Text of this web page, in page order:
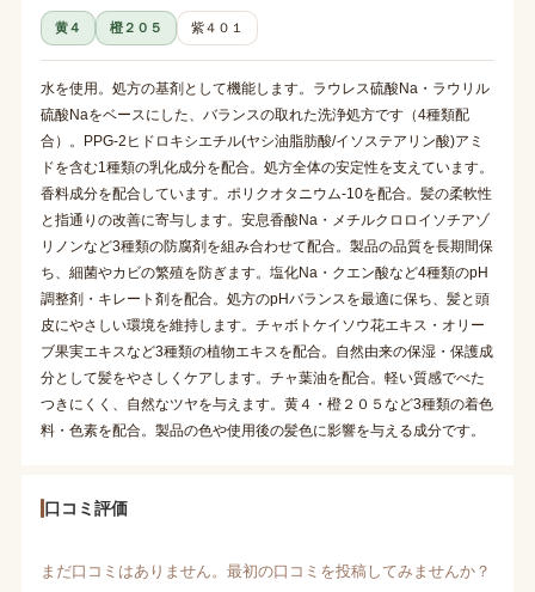
黄４ 橙２０５ 紫４０１
水を使用。処方の基剤として機能します。ラウレス硫酸Na・ラウリル
硫酸Naをベースにした、バランスの取れた洗浄処方です（4種類配
合）。PPG-2ヒドロキシエチル(ヤシ油脂肪酸/イソステアリン酸)アミ
ドを含む1種類の乳化成分を配合。処方全体の安定性を支えています。
香料成分を配合しています。ポリクオタニウム-10を配合。髪の柔軟性
と指通りの改善に寄与します。安息香酸Na・メチルクロロイソチアゾ
リノンなど3種類の防腐剤を組み合わせて配合。製品の品質を長期間保
ち、細菌やカビの繁殖を防ぎます。塩化Na・クエン酸など4種類のpH
調整剤・キレート剤を配合。処方のpHバランスを最適に保ち、髪と頭
皮にやさしい環境を維持します。チャボトケイソウ花エキス・オリー
ブ果実エキスなど3種類の植物エキスを配合。自然由来の保湿・保護成
分として髪をやさしくケアします。チャ葉油を配合。軽い質感でべた
つきにくく、自然なツヤを与えます。黄４・橙２０５など3種類の着色
料・色素を配合。製品の色や使用後の髪色に影響を与える成分です。
口コミ評価
まだ口コミはありません。最初の口コミを投稿してみませんか？